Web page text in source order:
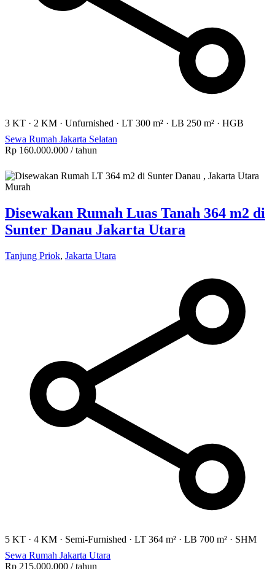
3 KT · 2 KM · Unfurnished · LT 300 m² · LB 250 m² · HGB
Sewa Rumah Jakarta Selatan
Rp 160.000.000 / tahun
Disewakan Rumah Luas Tanah 364 m2 di
Sunter Danau Jakarta Utara
Tanjung Priok, Jakarta Utara
5 KT · 4 KM · Semi-Furnished · LT 364 m² · LB 700 m² · SHM
Sewa Rumah Jakarta Utara
Rp 215.000.000 / tahun